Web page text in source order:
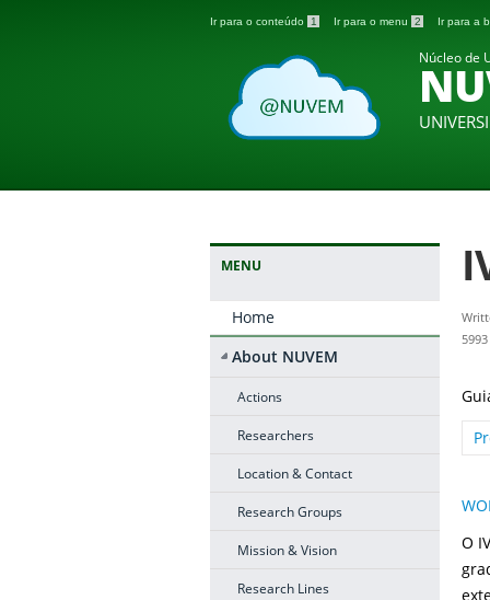
Ir para o conteúdo 1 Ir para o menu 2 Ir para a
Núcleo de
MENU
Home
About NUVEM
Actions
Researchers
Location & Contact
Research Groups
Mission & Vision
Research Lines
5993
O